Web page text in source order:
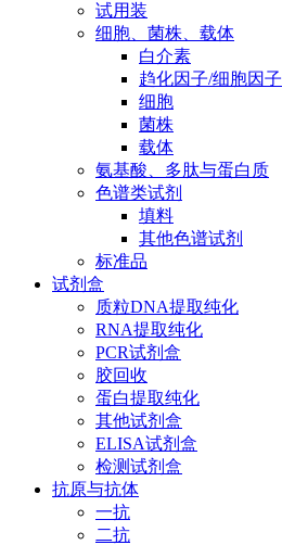
试用装
细胞、菌株、载体
白介素
趋化因子/细胞因子
细胞
菌株
载体
氨基酸、多肽与蛋白质
色谱类试剂
填料
其他色谱试剂
标准品
试剂盒
质粒DNA提取纯化
RNA提取纯化
PCR试剂盒
胶回收
蛋白提取纯化
其他试剂盒
ELISA试剂盒
检测试剂盒
抗原与抗体
一抗
二抗